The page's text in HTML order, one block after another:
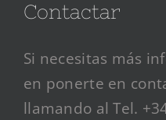
Contactar
Si necesitas más
en ponerte en
llamando al Tel.